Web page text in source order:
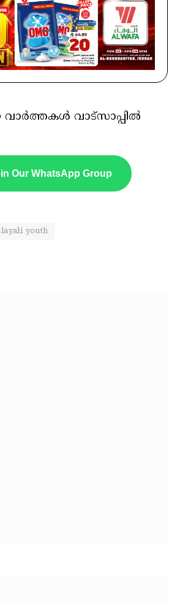
വാട്സാപ്പിൽ
Our WhatsApp Group
youth